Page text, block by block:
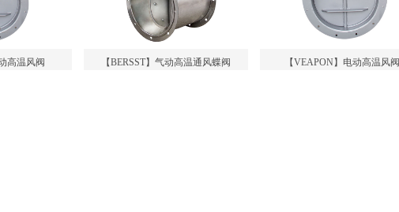
高温风阀 【BERSST】气动高温通风蝶阀 【VEAPON】电动高温风阀